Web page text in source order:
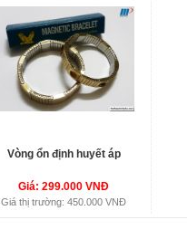
Vòng ổn định huyết áp
Giá: 299.000 VNĐ
Giá thị trường: 450.000 VNĐ